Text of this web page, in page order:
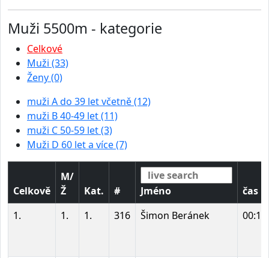
Muži 5500m - kategorie
Celkové
Muži (33)
Ženy (0)
muži A do 39 let včetně (12)
muži B 40-49 let (11)
muži C 50-59 let (3)
Muži D 60 let a více (7)
Celkově
M/
Ž
Kat. # Jméno
čas
1.
1. 1. 316 Šimon Beránek